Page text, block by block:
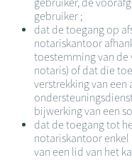
gebruiker, de
gebruiker ;
dat de toegang op
notariskantoor
toestemming van
notaris) of dat die
verstrekking van een
bijwerking van een
dat de toegang tot
notariskantoor enkel
van een lid van het